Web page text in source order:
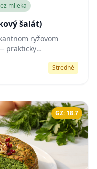
mlieka
šalát)
ryžovom
prakticky
Stredné
GZ: 18.7